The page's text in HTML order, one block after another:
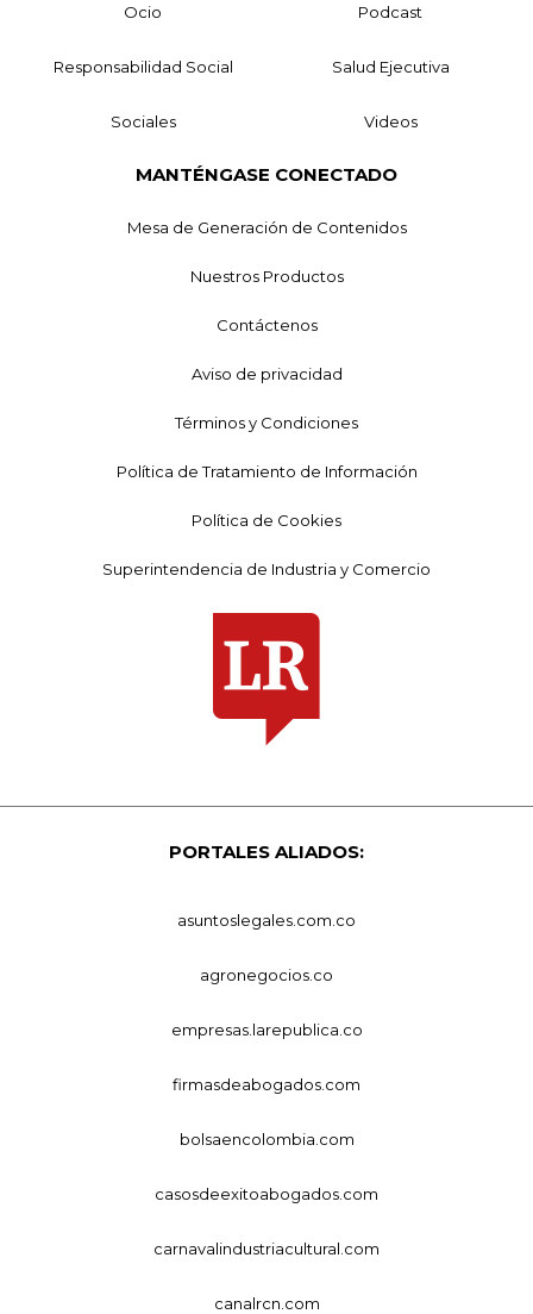
Ocio Podcast
Responsabilidad Social Salud Ejecutiva
Sociales Videos
MANTÉNGASE CONECTADO
Mesa de Generación de Contenidos
Nuestros Productos
Contáctenos
Aviso de privacidad
Términos y Condiciones
Política de Tratamiento de Información
Política de Cookies
Superintendencia de Industria y Comercio
PORTALES ALIADOS:
asuntoslegales.com.co
agronegocios.co
empresas.larepublica.co
firmasdeabogados.com
bolsaencolombia.com
casosdeexitoabogados.com
carnavalindustriacultural.com
canalrcn.com